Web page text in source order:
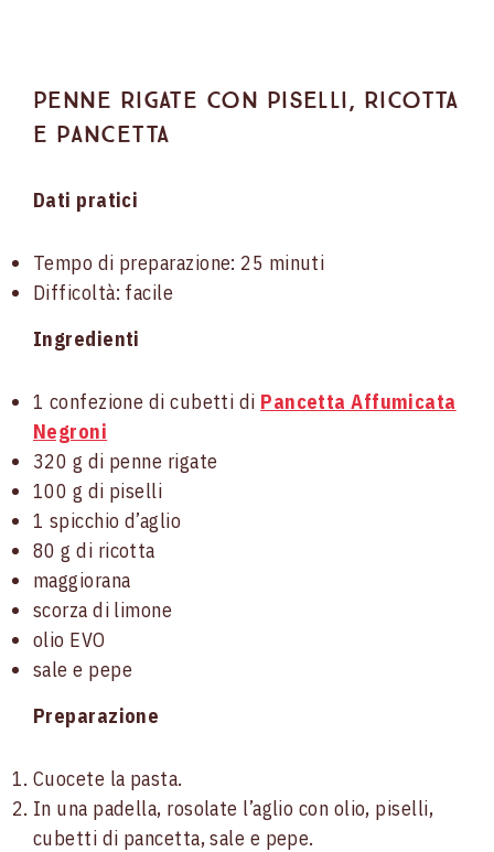
Penne rigate con piselli, ricotta
e pancetta
Dati pratici
Tempo di preparazione: 25 minuti
Difficoltà: facile
Ingredienti
1 confezione di cubetti di Pancetta Affumicata
Negroni
320 g di penne rigate
100 g di piselli
1 spicchio d’aglio
80 g di ricotta
maggiorana
scorza di limone
olio EVO
sale e pepe
Preparazione
Cuocete la pasta.
In una padella, rosolate l’aglio con olio, piselli,
cubetti di pancetta, sale e pepe.